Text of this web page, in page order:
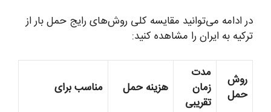
در ادامه می‌توانید مقایسه کلی روش‌های رایج حمل بار از
ترکیه به ایران را مشاهده کنید:
روش
حمل
مدت
زمان
تقریبی
هزینه حمل مناسب برای